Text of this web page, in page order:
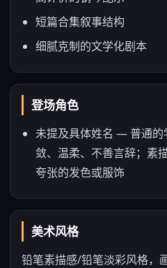
短篇合集叙事结构
细腻克制的文学化剧本
登场角色
未提及具体姓名 — 普通的
敛、温柔、不善言辞；素
夸张的发色或服饰
美术风格
铅笔素描感/铅笔淡彩风格，